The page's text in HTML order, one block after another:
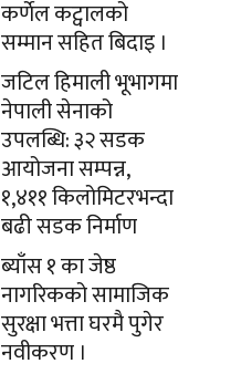
कर्णेल कट्वालको
सम्मान सहित बिदाइ ।
जटिल हिमाली भूभागमा
नेपाली सेनाको
उपलब्धि: ३२ सडक
आयोजना सम्पन्न,
१,४११ किलोमिटरभन्दा
बढी सडक निर्माण
ब्याँस १ का जेष्ठ
नागरिकको सामाजिक
सुरक्षा भत्ता घरमै पुगेर
नवीकरण ।